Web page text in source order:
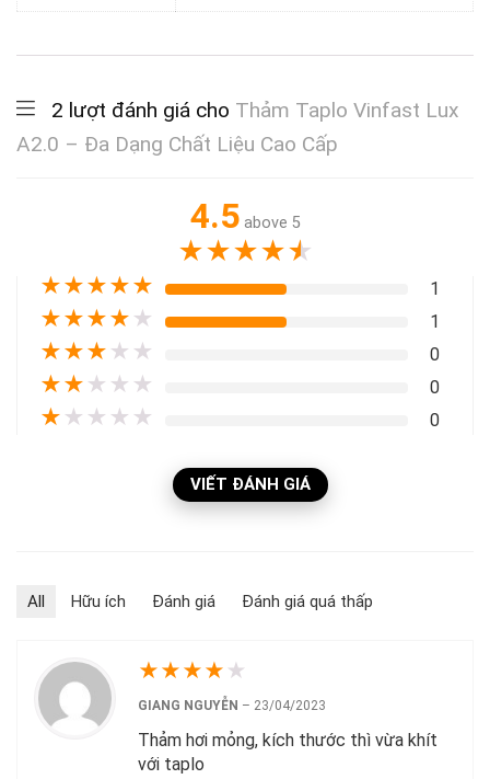
2 lượt đánh giá cho Thảm Taplo Vinfast Lux
A2.0 – Đa Dạng Chất Liệu Cao Cấp
4.5 above 5
★★★★★
★★★★★ 1
★★★★ ★ 1
★★★ ★ ★ 0
★★ ★ ★ ★ 0
★ ★ ★ ★ ★ 0
VIẾT ĐÁNH GIÁ
All Hữu ích Đánh giá Đánh giá quá thấp
★★★★ ★
GIANG NGUYỄN – 23/04/2023
Thảm hơi mỏng, kích thước thì vừa khít
với taplo